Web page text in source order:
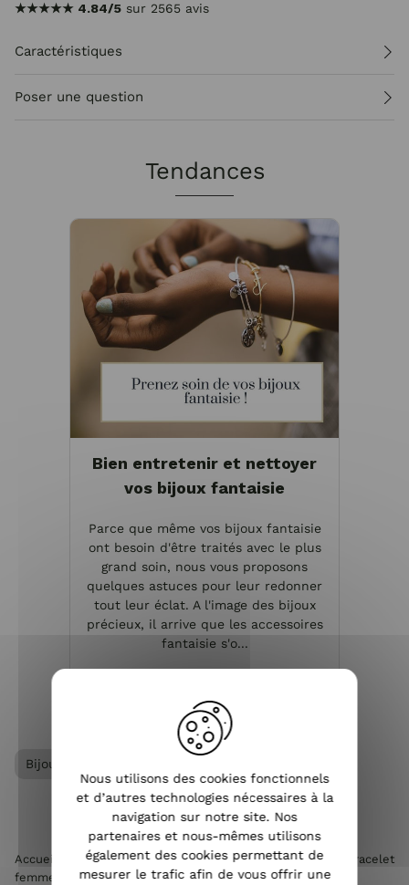
★★★★★ 4.84/5 sur 2565 avis
Caractéristiques
Poser une question
Tendances
Bien entretenir et nettoyer
vos bijoux fantaisie
Parce que même vos bijoux fantaisie
ont besoin d'être traités avec le plus
grand soin, nous vous proposons
quelques astuces pour leur redonner
tout leur éclat. A l'image des bijoux
précieux, il arrive que les accessoires
fantaisie s'o...
Bijoux acier femme
Accueil Accessoires de mode femme >Bijoux femme
Bracelet
femme
Bracelet MILE MILA acier cuivré licorne graphique
Nous utilisons des cookies fonctionnels
et d’autres technologies nécessaires à la
navigation sur notre site. Nos
partenaires et nous-mêmes utilisons
également des cookies permettant de
mesurer le trafic afin de vous offrir une